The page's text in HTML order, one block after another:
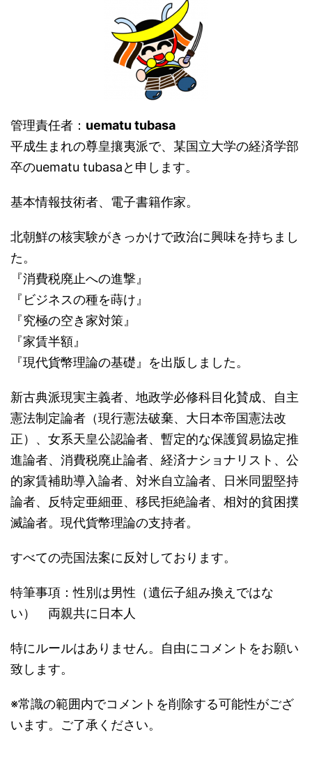
管理責任者： uematu tubasa
平成生まれの尊皇攘夷派で、某国立大学の経済学部
卒のuematu tubasaと申します。
基本情報技術者、電子書籍作家。
北朝鮮の核実験がきっかけで政治に興味を持ちまし
た。
『消費税廃止への進撃』
『ビジネスの種を蒔け』
『究極の空き家対策』
『家賃半額』
『現代貨幣理論の基礎』を出版しました。
新古典派現実主義者、地政学必修科目化賛成、自主
憲法制定論者（現行憲法破棄、大日本帝国憲法改
正）、女系天皇公認論者、暫定的な保護貿易協定推
進論者、消費税廃止論者、経済ナショナリスト、公
的家賃補助導入論者、対米自立論者、日米同盟堅持
論者、反特定亜細亜、移民拒絶論者、相対的貧困撲
滅論者。現代貨幣理論の支持者。
すべての売国法案に反対しております。
特筆事項：性別は男性（遺伝子組み換えではな
い） 両親共に日本人
特にルールはありません。自由にコメントをお願い
致します。
※常識の範囲内でコメントを削除する可能性がござ
います。ご了承ください。